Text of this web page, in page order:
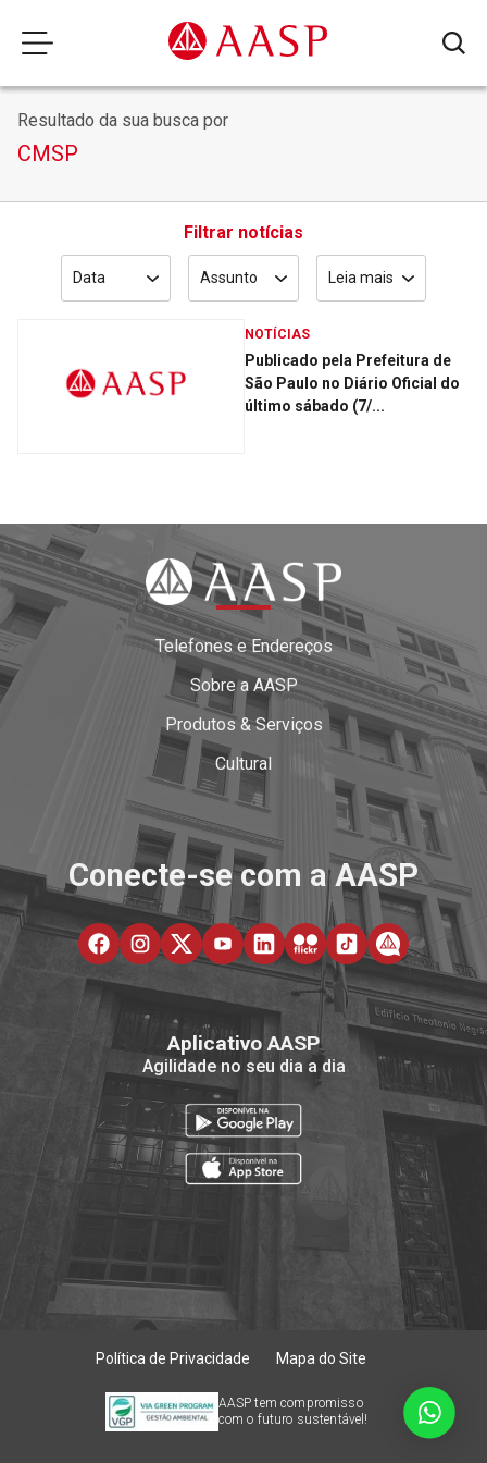
Resultado da sua busca por
CMSP
Filtrar notícias
Data Assunto Leia mais
NOTÍCIAS
Publicado pela Prefeitura de
São Paulo no Diário Oficial do
último sábado (7/...
Telefones e Endereços
Sobre a AASP
Produtos & Serviços
Cultural
Conecte-se com a AASP
Aplicativo AASP
Agilidade no seu dia a dia
Política de Privacidade Mapa do Site
AASP tem compromisso
com o futuro sustentável!